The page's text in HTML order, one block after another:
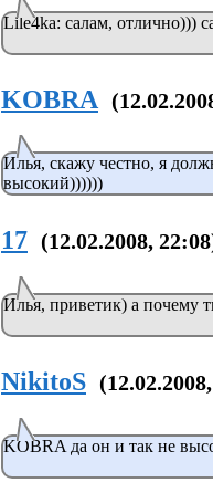
Lile4ka: салам, отлично)))
KOBRA
Илья, скажу честно, я
высокий))))))
17 (12.02.2008,
Илья, приветик) а почему
NikitoS
KOBRA да он и так не